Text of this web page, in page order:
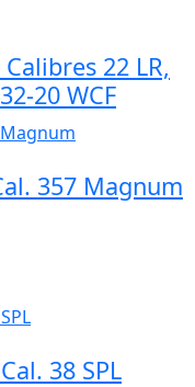
22 LR,
20 WCF
357 Magnum
38 SPL